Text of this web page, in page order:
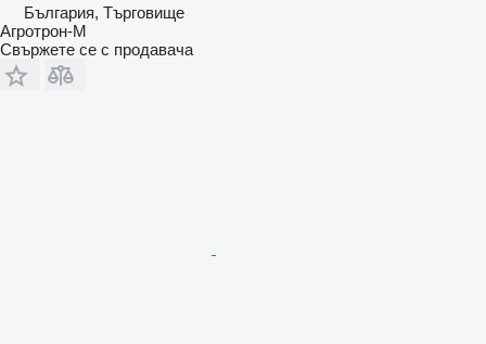
България, Търговище
Агротрон-М
Свържете се с продавача